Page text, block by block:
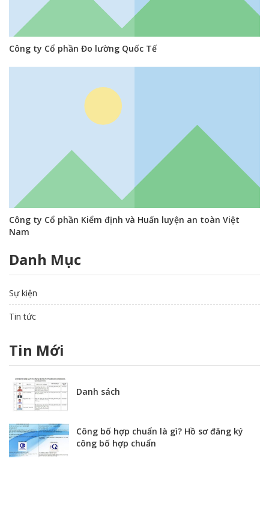
Công ty Cổ phần Đo lường Quốc Tế
Công ty Cổ phần Kiểm định và Huấn luyện an toàn Việt
Nam
Danh Mục
Sự kiện
Tin tức
Tin Mới
Danh sách
Công bố hợp chuẩn là gì? Hồ sơ đăng ký
công bố hợp chuẩn